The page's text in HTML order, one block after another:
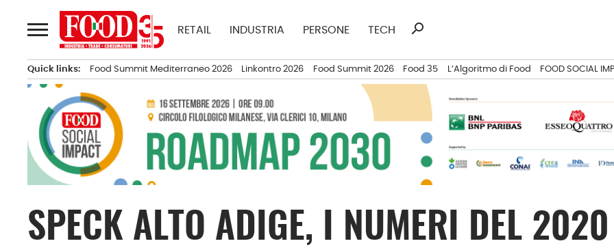
al
contenuto
RETAIL INDUSTRIA PERSONE TECH
Ricerca
search
Quick links: Food Summit Mediterraneo 2026 Linkontro 2026 Food Summit 2026 Food 35 L’Algoritmo di Food FOOD SOCIAL
SPECK ALTO ADIGE, I NUMERI DEL 2020